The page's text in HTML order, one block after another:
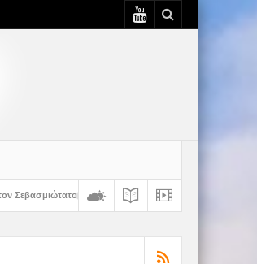
Δημητριάδος Ιγνάτιος: «Ο Χριστός μάς έδειξε το